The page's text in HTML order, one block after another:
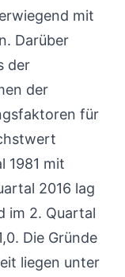
mit
Darüber
der
der
für
1981 mit
2016 lag
im 2. Quartal
Die Gründe
liegen unter